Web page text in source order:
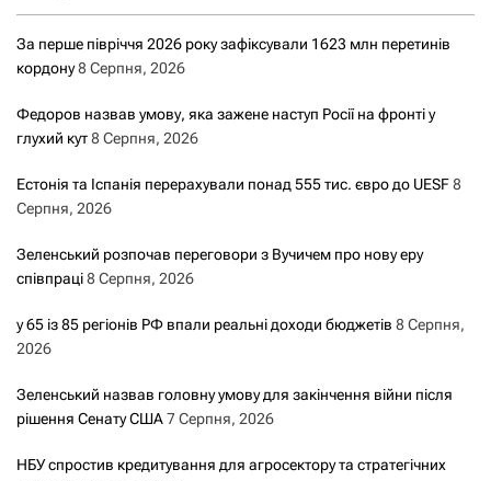
За перше півріччя 2026 року зафіксували 1623 млн перетинів
кордону8 Серпня, 2026
Федоров назвав умову, яка зажене наступ Росії на фронті у
глухий кут8 Серпня, 2026
Естонія та Іспанія перерахували понад 555 тис. євро до UESF8
Серпня, 2026
Зеленський розпочав переговори з Вучичем про нову еру
співпраці8 Серпня, 2026
у 65 із 85 регіонів РФ впали реальні доходи бюджетів 8 Серпня,
2026
Зеленський назвав головну умову для закінчення війни після
рішення Сенату США7 Серпня, 2026
НБУ спростив кредитування для агросектору та стратегічних